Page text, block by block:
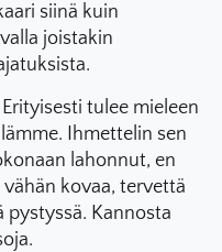
siinä kuin
joistakin
tulee mieleen
Ihmettelin sen
lahonnut, en
kovaa, tervettä
pystyssä. Kannosta